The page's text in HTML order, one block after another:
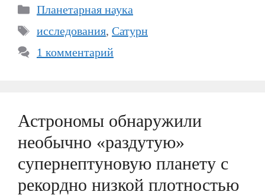
Рубрики
Планетарная наука
Метки
исследования, Сатурн
1 комментарий
Астрономы обнаружили
необычно «раздутую»
супернептуновую планету с
рекордно низкой плотностью